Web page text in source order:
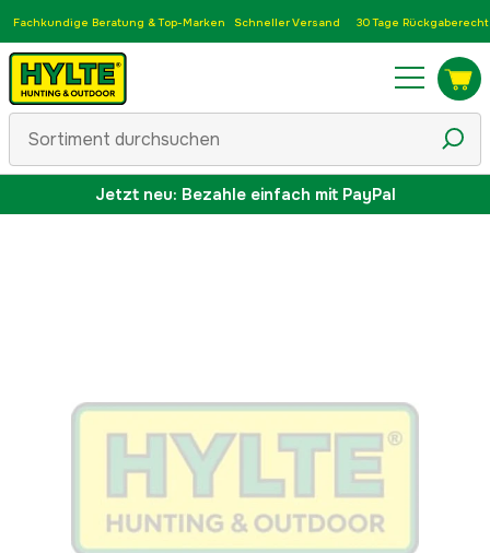
Fachkundige Beratung & Top-Marken Schneller Versand 30 Tage Rückgaberecht
Jetzt neu: Bezahle einfach mit PayPal